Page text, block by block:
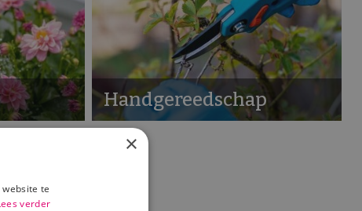
Handgereedschap
×
te
verder